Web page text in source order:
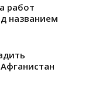
работ
названием